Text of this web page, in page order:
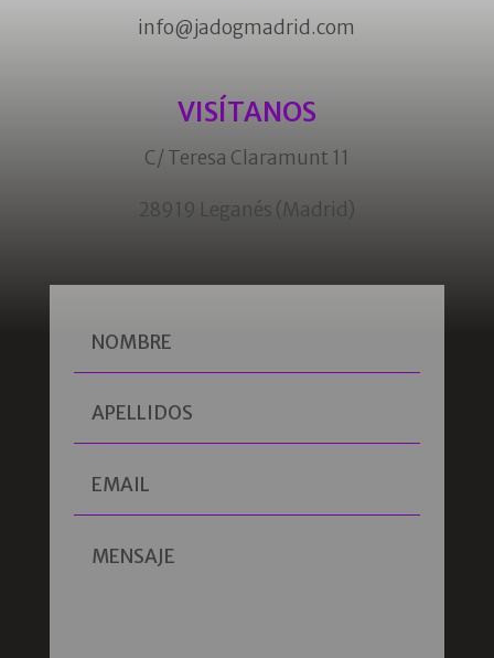
info@jadogmadrid.com
VISÍTANOS
C/ Teresa Claramunt 11
28919 Leganés (Madrid)